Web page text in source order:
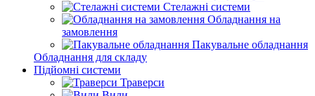
Стелажні системи
Обладнання на
замовлення
Пакувальне обладнання
Обладнання для складу
Підйомні системи
Траверси